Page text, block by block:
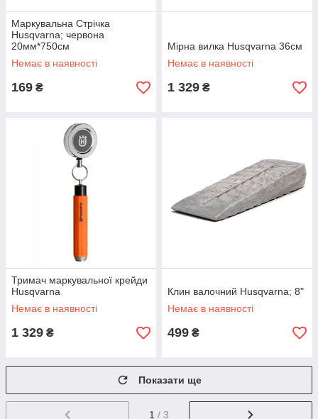
Маркувальна Стрічка
Husqvarna; червона
20мм*750см
Немає в наявності
169 ₴
Мірна вилка Husqvarna 36см
Немає в наявності
1 329 ₴
Тримач маркувальної крейди
Husqvarna
Немає в наявності
1 329 ₴
Клин валочний Husqvarna; 8"
Немає в наявності
499 ₴
Показати ще
1 / 3